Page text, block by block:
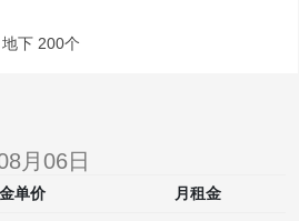
地下 200个
月06日
单价 月租金